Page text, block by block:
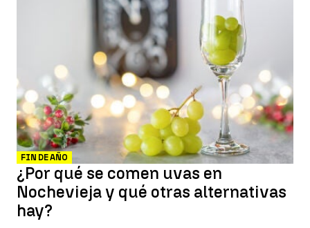
FIN DE AÑO
¿Por qué se comen uvas en
Nochevieja y qué otras alternativas
hay?